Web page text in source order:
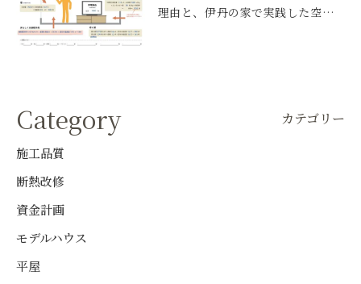
理由と、伊丹の家で実践した空調設
Category カテゴリー
施工品質
断熱改修
資金計画
モデルハウス
平屋